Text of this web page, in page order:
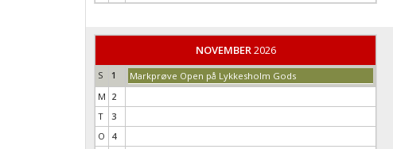
NOVEMBER2026
S 1
Markprøve Open på Lykkesholm Gods
M 2
T
3
O
4